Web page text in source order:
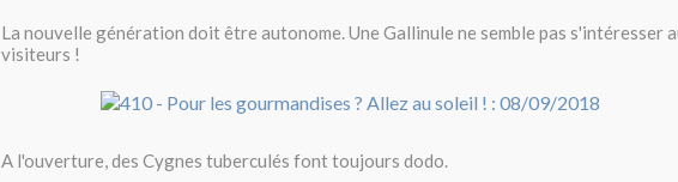
La nouvelle génération doit être autonome. Une Gallinule ne semble pas s'intéresser
visiteurs !
A l'ouverture, des Cygnes tuberculés font toujours dodo.